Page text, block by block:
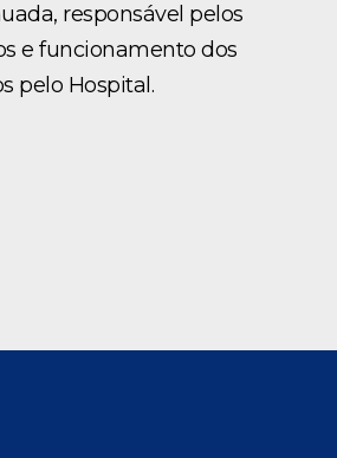
responsável pelos
e funcionamento dos
pelo Hospital.